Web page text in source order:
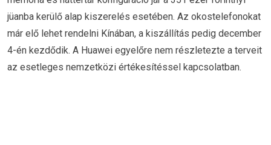
jüanba kerülő alap kiszerelés esetében. Az okostelefonokat
már elő lehet rendelni Kínában, a kiszállítás pedig december
4-én kezdődik. A Huawei egyelőre nem részletezte a terveit
az esetleges nemzetközi értékesítéssel kapcsolatban.